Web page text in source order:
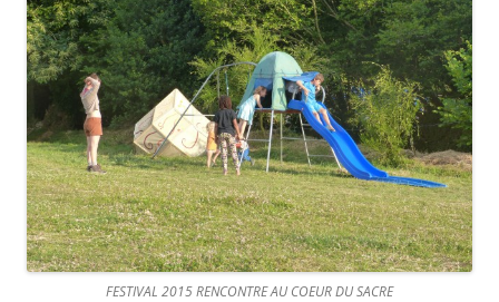
FESTIVAL 2015 RENCONTRE AU COEUR DU SACRE